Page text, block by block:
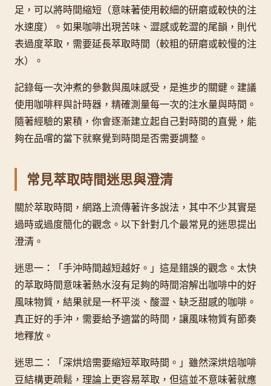
足，可以將時間縮短（意味著使用較細的研磨或較快的注
水速度）。如果咖啡出現苦味、澀感或乾澀的尾韻，則代
表過度萃取，需要延長萃取時間（較粗的研磨或較慢的注
水）。
記錄每一次沖煮的參數與風味感受，是進步的關鍵。建議
使用咖啡秤與計時器，精確測量每一次的注水量與時間。
隨著經驗的累積，你會逐漸建立起自己對時間的直覺，能
夠在品嚐的當下就察覺到時間是否需要調整。
常見萃取時間迷思與澄清
關於萃取時間，網路上流傳著许多說法，其中不少其實是
過時或過度簡化的觀念。以下針對几个最常見的迷思提出
澄清。
迷思一：「手沖時間越短越好。」這是錯誤的觀念。太快
的萃取時間意味著熱水沒有足夠的時間溶解出咖啡中的好
風味物質，結果就是一杯平淡、酸澀、缺乏甜感的咖啡。
真正好的手沖，需要給予適當的時間，讓風味物質有節奏
地釋放。
迷思二：「深烘焙需要縮短萃取時間。」雖然深烘焙咖啡
豆結構更疏鬆，理論上更容易萃取，但這並不意味著就應